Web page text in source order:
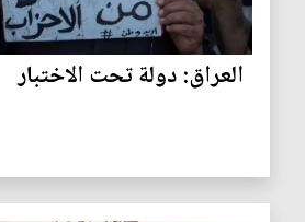
العراق: دولة تحت الاختبار